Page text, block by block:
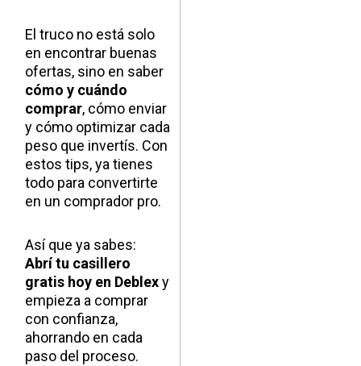
El truco no está solo
en encontrar buenas
ofertas, sino en saber
cómo y cuándo
comprar, cómo enviar
y cómo optimizar cada
peso que invertís. Con
estos tips, ya tienes
todo para convertirte
en un comprador pro.
Así que ya sabes:
Abrí tu casillero
gratis hoy en Deblexy
empieza a comprar
con confianza,
ahorrando en cada
paso del proceso.